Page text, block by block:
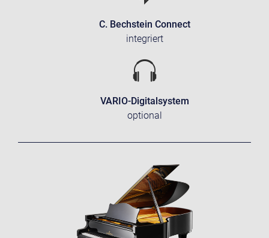
C. Bechstein Connect
integriert
VARIO-Digitalsystem
optional